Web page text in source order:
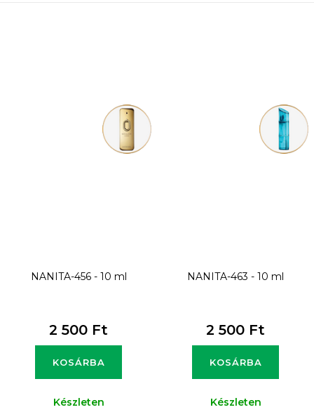
NANITA-456 - 10 ml
2 500 Ft
KOSÁRBA
Készleten
NANITA-463 - 10 ml
2 500 Ft
KOSÁRBA
Készleten